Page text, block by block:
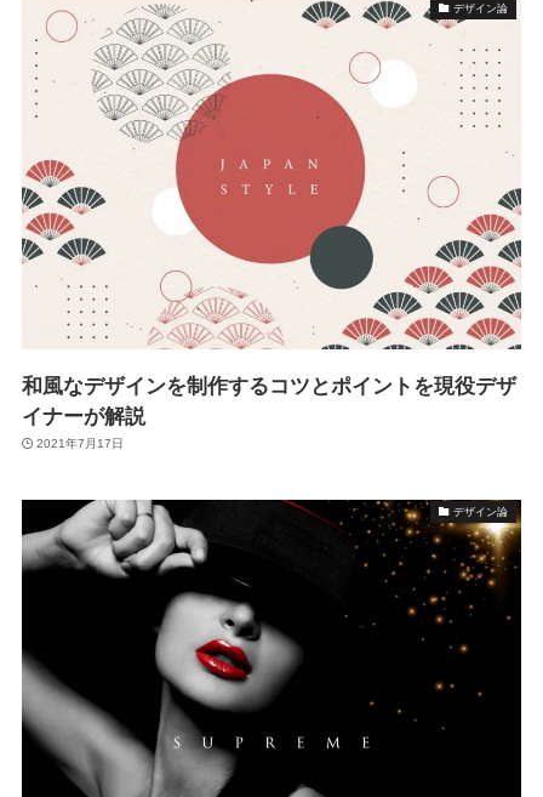
デザイン論
和風なデザインを制作するコツとポイントを現役デザ
イナーが解説
2021年7月17日
デザイン論